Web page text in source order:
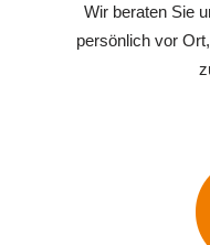
Wir beraten Sie
persönlich vor